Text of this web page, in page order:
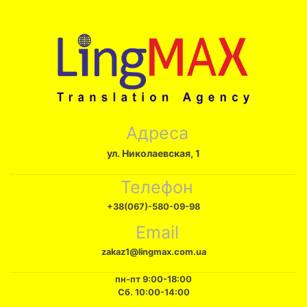
Адреса
ул. Николаевская, 1
Телефон
+38(067)-580-09-98
Email
zakaz1@lingmax.com.ua
пн-пт 9:00-18:00
Сб. 10:00-14:00